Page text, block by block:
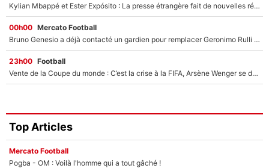
Kylian Mbappé et Ester Expósito : La presse étrangère fait de nouvelles révélations sur leurs vacances en amoureux
00h00 Mercato Football
Bruno Genesio a déjà contacté un gardien pour remplacer Geronimo Rulli : La crise financière peut encore plomber les plans de l’OM sur le mercato
23h00 Football
Vente de la Coupe du monde : C’est la crise à la FIFA, Arsène Wenger se désolidarise du projet de Gianni Infantino !
Top Articles
Mercato Football
Pogba - OM : Voilà l'homme qui a tout gâché !